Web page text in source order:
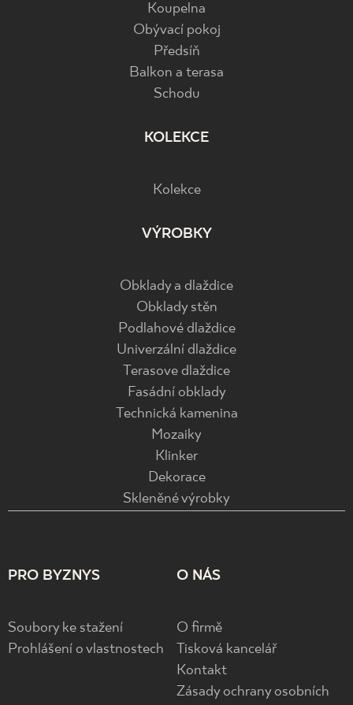
Koupelna
Obývací pokoj
Předsíň
Balkon a terasa
Schodu
KOLEKCE
Kolekce
VÝROBKY
Obklady a dlaždice
Obklady stěn
Podlahové dlaždice
Univerzální dlaždice
Terasove dlaždice
Fasádní obklady
Technická kamenina
Mozaiky
Klinker
Dekorace
Skleněné výrobky
PRO BYZNYS
Soubory ke stažení
Prohlášení o vlastnostech
O NÁS
O firmě
Tisková kancelář
Kontakt
Zásady ochrany osobních